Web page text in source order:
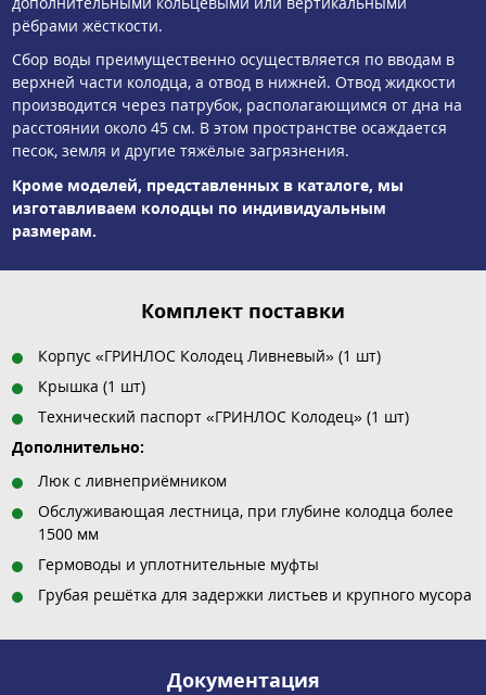
рёбрами жёсткости.
Сбор воды преимущественно осуществляется по вводам в
верхней части колодца, а отвод в нижней. Отвод жидкости
производится через патрубок, располагающимся от дна на
расстоянии около 45 см. В этом пространстве осаждается
песок, земля и другие тяжёлые загрязнения.
Кроме моделей, представленных в каталоге, мы
изготавливаем колодцы по индивидуальным
размерам.
Комплект поставки
Корпус «ГРИНЛОС Колодец Ливневый» (1 шт)
Крышка (1 шт)
Технический паспорт «ГРИНЛОС Колодец» (1 шт)
Дополнительно:
Люк с ливнеприёмником
Обслуживающая лестница, при глубине колодца более
1500 мм
Гермоводы и уплотнительные муфты
Грубая решётка для задержки листьев и крупного мусора
Документация